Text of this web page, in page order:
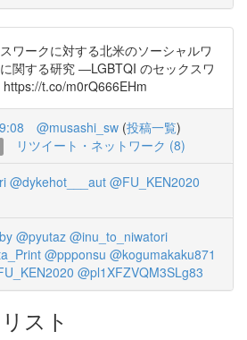
ワークに対する北米のソーシャルワ
関する研究 ―LGBTQI のセックスワ
t.co/m0rQ666EHm
@musashi_sw (投稿一覧)
リツイート・ネットワーク (8)
@dykehot___aut @FU_KEN2020
@pyutaz @inu_to_niwatori
@ppponsu @kogumakaku871
@pl1XFZVQM3SLg83
スト